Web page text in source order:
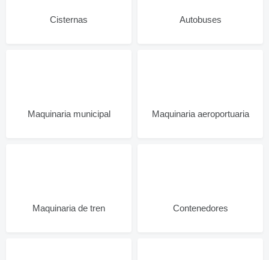
Cisternas Autobuses
Maquinaria municipal Maquinaria aeroportuaria
Maquinaria de tren Contenedores